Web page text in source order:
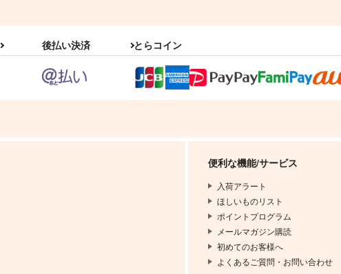
後払い決済 とらコイン
便利な機能/サービス
入荷アラート
ほしいものリスト
ポイントプログラム
メールマガジン購読
初めてのお客様へ
よくあるご質問・お問い合わせ